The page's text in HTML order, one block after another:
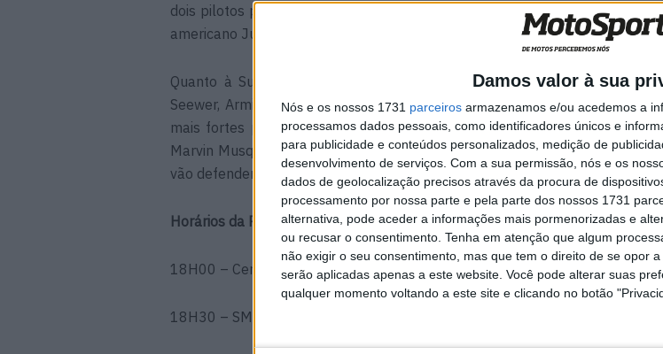
Damos valor à sua
Nós e os nossos 1731 parceiros armazenamos e/ou acedemos a
processamos dados pessoais, como identificadores únicos e
para publicidade e conteúdos personalizados, medição de
desenvolvimento de serviços. Com a sua permissão, nós e os
dados de geolocalização precisos através da procura de
processamento por nossa parte e pela parte dos nossos 1731
alternativa, pode aceder a informações mais pormenorizadas e
ou recusar o consentimento. Tenha em atenção que algum
não exigir o seu consentimento, mas que tem o direito de se opor
serão aplicadas apenas a este website. Você pode alterar suas
qualquer momento voltando a este site e clicando no botão
dois pilotos promissores de MX2, Bret Van Doninck e Benoit Paturel, bem
americano Justin Barcia, que terminou a temporada de AMA MX em alta.
Quanto à Suzuki, Stefan Everts, chamou para o último evento da
Seewer, Arminas Jasikonis e Jake Weimer, enquanto a KTM apresenta
mais fortes para o evento deste sábado. Jeffrey Herlings, campeão do
Marvin Musquin e o atual bicampeão do AMA Supercross, Ryan Dungey,
vão defender a insígnia de Mattighofen na Veltins Arena, em Gelsenkirchen
Horários da Prova
18H00 – Cerimónia de abertura
18H30 – SMX SUPER POLE